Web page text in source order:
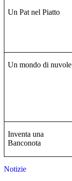
Un Pat nel Piatto
Un mondo di nuvole
Inventa una
Banconota
Notizie